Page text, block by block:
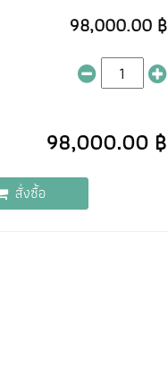
98,000.00 ฿
98,000.00 ฿
สั่งซื้อ